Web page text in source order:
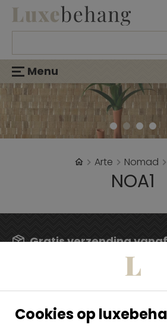
Cookies op
Menu
Arte Nomad
NOA1
Gratis verzending
Ruim assortiment